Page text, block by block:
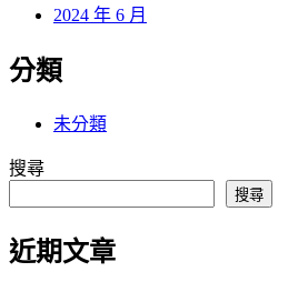
2024 年 6 月
分類
未分類
搜尋
搜尋
近期文章